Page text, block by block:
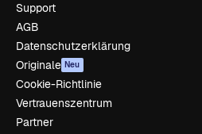
Support
AGB
Datenschutzerklärung
Originale Neu
Cookie-Richtlinie
Vertrauenszentrum
Partner